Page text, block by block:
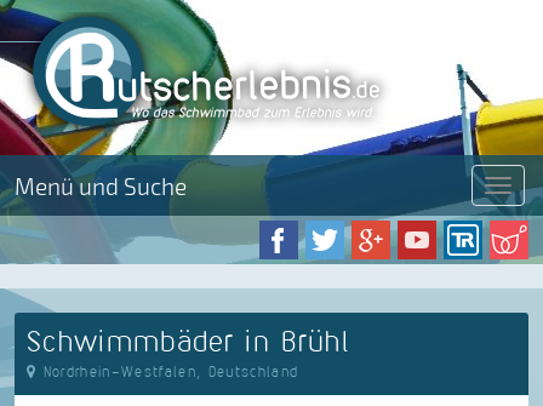
Menü und Suche Menü
Schwimmbäder in Brühl
Nordrhein-Westfalen, Deutschland